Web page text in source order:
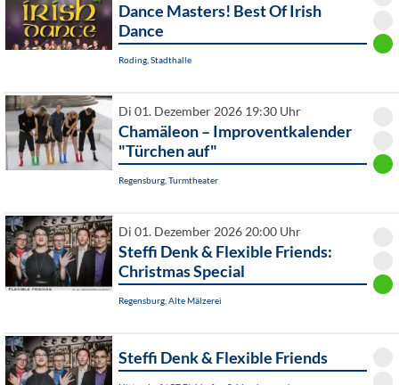
Dance Masters! Best Of Irish
Dance
Roding, Stadthalle
Di 01. Dezember 2026 19:30 Uhr
Chamäleon – Improventkalender
"Türchen auf"
Regensburg, Turmtheater
Di 01. Dezember 2026 20:00 Uhr
Steffi Denk & Flexible Friends:
Christmas Special
Regensburg, Alte Mälzerei
Steffi Denk & Flexible Friends